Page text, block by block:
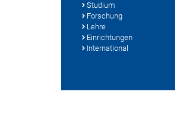
Studium
Forschung
Lehre
Einrichtungen
International